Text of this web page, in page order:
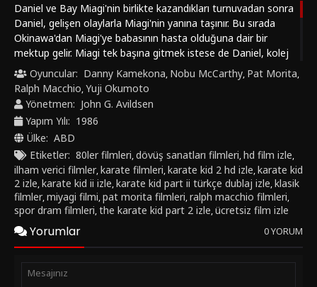
Daniel ve Bay Miagi'nin birlikte kazandıkları turnuvadan sonra
Daniel, gelişen olaylarla Miagi'nin yanına taşınır. Bu sırada
Okinawa'dan Miagi'ye babasının hasta olduğuna dair bir
mektup gelir. Miagi tek başına gitmek istese de Daniel, kolej
parasından harcayarak ona eşlik eder. Okinawa'ya
vardıklarında bir zamanlar Miagi'nin en iyi arkadaşı olan Sato
tarafından kötü şekilde karşılanırlar. Miagi ve Sato Miagi'nin
babasından beraber ders almışlar fakat aralarına bir aşk
girdiği için birbirlerine düşman olmuşlardır. Tomi Köyüne
geldiklerinde ikiliyi Yukie ve onun yeğeni Kumiko karşılar.
Miagi'nin babası son nefesinde iki öğrencisini barıştırmaya
çalışır. Fakat Sato hocası ölür ölmez Miagi'ye kendisi ile
yüzleşmesi için üç gün verir. Daniel'ın başına ise Sato'nun
yeğeni ve en az onun kadar acımasız olan Chozen bela olur.
Oyuncular: Danny Kamekona, Nobu McCarthy, Pat Morita,
Ralph Macchio,Yuji Okumoto
Yönetmen: John G. Avildsen
Yapım Yılı: 1986
Ülke: ABD
Etiketler: 80ler filmleri,dövüş sanatları filmleri,hd film izle,
ilham verici filmler,karate filmleri,karate kid 2 hd izle,karate kid
2 izle,karate kid ii izle,karate kid part ii türkçe dublaj izle,klasik
filmler,miyagi filmi,pat morita filmleri,ralph macchio filmleri,
spor dram filmleri,the karate kid part 2 izle,ücretsiz film izle
Yorumlar 0 YORUM